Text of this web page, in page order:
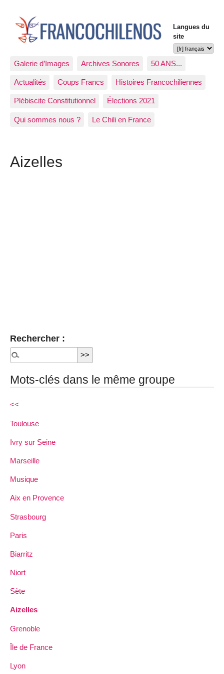
Langues du
site
Galerie d’Images Archives Sonores 50 ANS...
Actualités Coups Francs Histoires Francochiliennes
Plébiscite Constitutionnel Élections 2021
Qui sommes nous ? Le Chili en France
Aizelles
Rechercher :
Mots-clés dans le même groupe
<<
Toulouse
Ivry sur Seine
Marseille
Musique
Aix en Provence
Strasbourg
Paris
Biarritz
Niort
Sète
Aizelles
Grenoble
Île de France
Lyon